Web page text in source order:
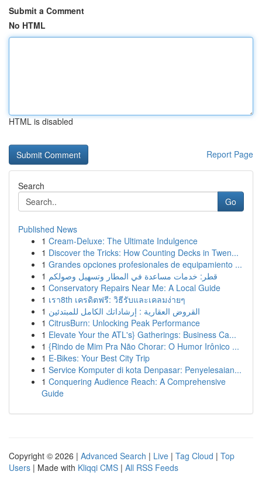
Submit a Comment
No HTML
HTML is disabled
Report Page
Search
Go
Published News
1 Cream-Deluxe: The Ultimate Indulgence
1 Discover the Tricks: How Counting Decks in Twen...
1 Grandes opciones profesionales de equipamiento ...
1 قطر: خدمات مساعدة في المطار وتسهيل وصولكم
1 Conservatory Repairs Near Me: A Local Guide
1 เรา8th เครดิตฟรี: วิธีรับและเคลมง่ายๆ
1 القروض العقارية : إرشاداتك الكامل للمبتدئين
1 CitrusBurn: Unlocking Peak Performance
1 Elevate Your the ATL's} Gatherings: Business Ca...
1 {Rindo de Mim Pra Não Chorar: O Humor Irônico ...
1 E-Bikes: Your Best City Trip
1 Service Komputer di kota Denpasar: Penyelesaian...
1 Conquering Audience Reach: A Comprehensive
Guide
Copyright © 2026 | Advanced Search | Live | Tag Cloud | Top
Users | Made with Kliqqi CMS | All RSS Feeds